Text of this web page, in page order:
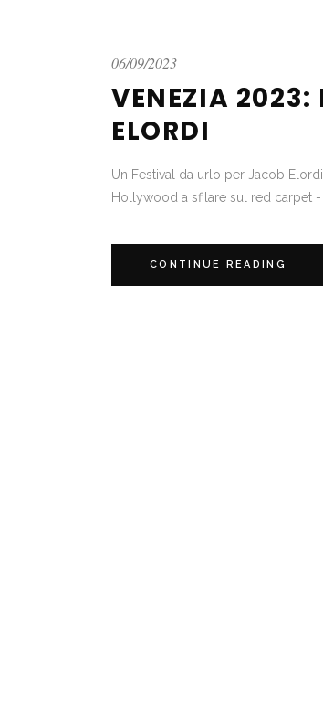
06/09/2023
VENEZIA 2023:
ELORDI
Un Festival da urlo per Jacob
Hollywood a sfilare sul red carpet -
CONTINUE READING